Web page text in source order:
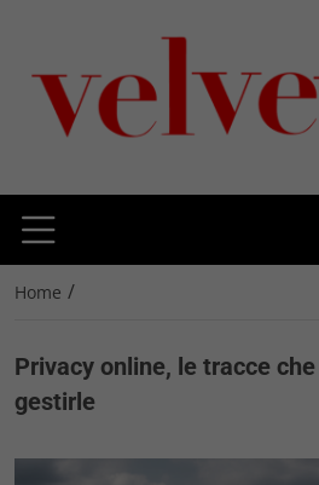
Home /
Privacy online, le tracce
gestirle